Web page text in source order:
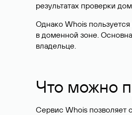
результатах проверки
Однако Whois
в доменной зоне.
владельце.
Что можно
Сервис Whois позволяет